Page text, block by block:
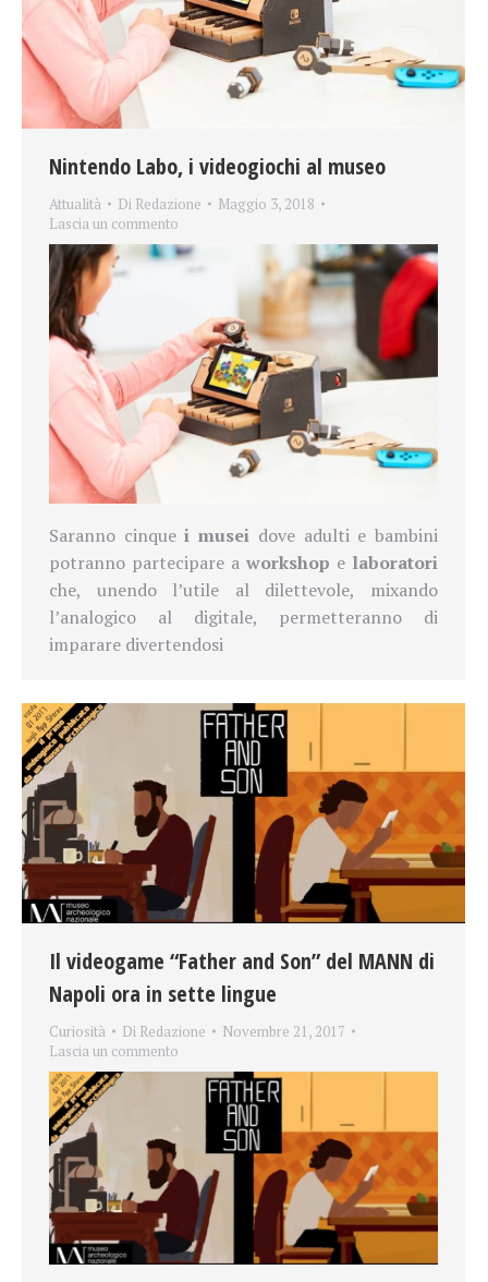
Nintendo Labo, i videogiochi al museo
Attualità Di Redazione
Maggio 3, 2018
Lascia un commento
Saranno cinquei musei dove adulti e bambini
potranno partecipare a workshop e laboratori
che, unendo l’utile al dilettevole, mixando
l’analogico al digitale, permetteranno di
imparare divertendosi
Il videogame “Father and Son” del MANN di
Napoli ora in sette lingue
Curiosità Di Redazione
Novembre 21, 2017
Lascia un commento